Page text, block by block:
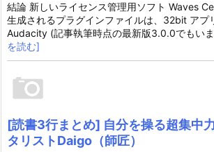
結論 新しいライセンス管理用ソフト Waves
生成されるプラグインファイルは、32bit アプ
Audacity (記事執筆時点の最新版3.0.0でもいま
を読む]
[読書3行まとめ] 自分を操る超集中
タリストDaigo（師匠）